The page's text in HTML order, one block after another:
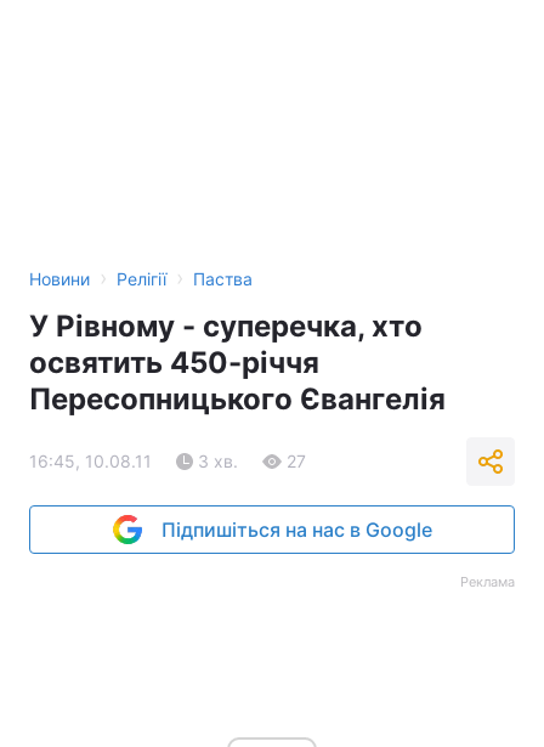
Новини › Релігії › Паства
У Рівному - суперечка, хто
освятить 450-річчя
Пересопницького Євангелія
16:45, 10.08.11 3 хв. 27
Підпишіться на нас в Google
Реклама